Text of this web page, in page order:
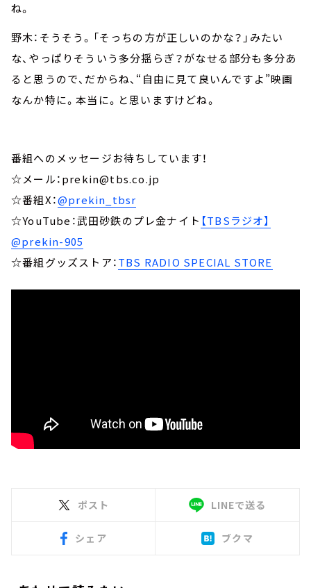
ね。
野木：そうそう。「そっちの方が正しいのかな？」みたい
な、やっぱりそういう多分揺らぎ？がなせる部分も多分あ
ると思うので、だからね、“自由に見て良いんですよ”映画
なんか特に。本当に。と思いますけどね。
番組へのメッセージお待ちしています！
☆メール：prekin@tbs.co.jp
☆番組X：@prekin_tbsr
☆YouTube：武田砂鉄のプレ金ナイト 【TBSラジオ】
@prekin-905
☆番組グッズストア：TBS RADIO SPECIAL STORE
ポスト LINEで送る
シェア ブクマ